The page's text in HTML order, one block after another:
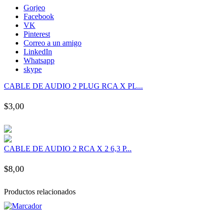
Hacklink panel
Hacklink panel
Hacklink panel
Hacklink panel
Hacklink panel
Hacklink panel
Hacklink panel
Gorjeo
Facebook
VK
Pinterest
Correo a un amigo
LinkedIn
Whatsapp
skype
CABLE DE AUDIO 2 PLUG RCA X PL...
$3,00
CABLE DE AUDIO 2 RCA X 2 6,3 P...
$8,00
Productos relacionados